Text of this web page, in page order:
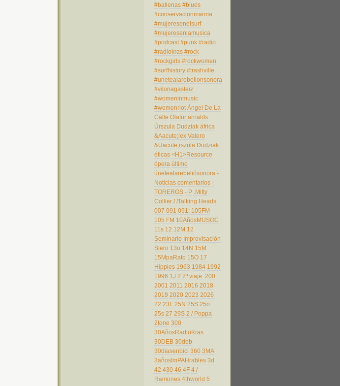
#ballenas #blues
#conservacionmarina
#mujeresenelsurf
#mujeresenlamusica
#podcast #punk #radio
#radiokras #rock
#rockgirls #rockwomen
#surfhistory #trashville
#unetealarebelionsonora
#vitoriagasteiz
#womeninmusic
#womenriot Ángel De La
Calle Ölafur arnalds
Úrszula Dudziak áfrica
&Aacute;lex Valero
&Uacute;rszula Dudziak
éticas <H1>Resource
ópera último
únetealarebeliósonora -
Noticias comentarios -
TOREROS - P .Mitty
Collier / /Talking Heads
007 091 091; 105FM
105 FM 10AñosMUSOC
11s 12 12M 12
Seminario Improvisación
Siero 13o 14N 15M
15MpaRato 15O 17
Hippies 1963 1984 1992
1996 1J 2 2º viaje. 200
2001 2011 2016 2018
2019 2020 2023 2026
22 23F 25N 25S 25n
25s 27 29S 2 / Poppa
2tone 300
30AñosRadioKras
30DEB 30deb
30diasenbici 360 3MA
3añosImPAHrables 3d
42 430 46 4F 4 /
Ramones 4thworld 5